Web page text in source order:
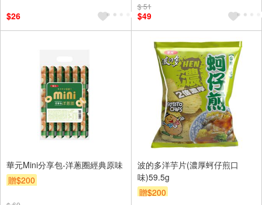
$26
$ 51
$49
華元Mini分享包-洋蔥圈經典原味
贈$200
波的多洋芋片(濃厚蚵仔煎口
味)59.5g
贈$200